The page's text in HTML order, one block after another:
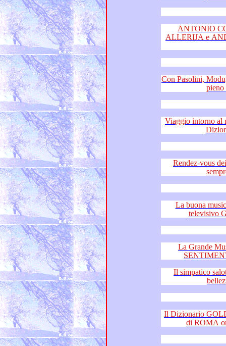
ANTONIO
ALLERIJA e
Con Pasolini, Modugno e
Viaggio intorno al mondo
Rendez-vous dei
La buona musica
La Grande
Il simpatico salotto
Il Dizionario GOLD di